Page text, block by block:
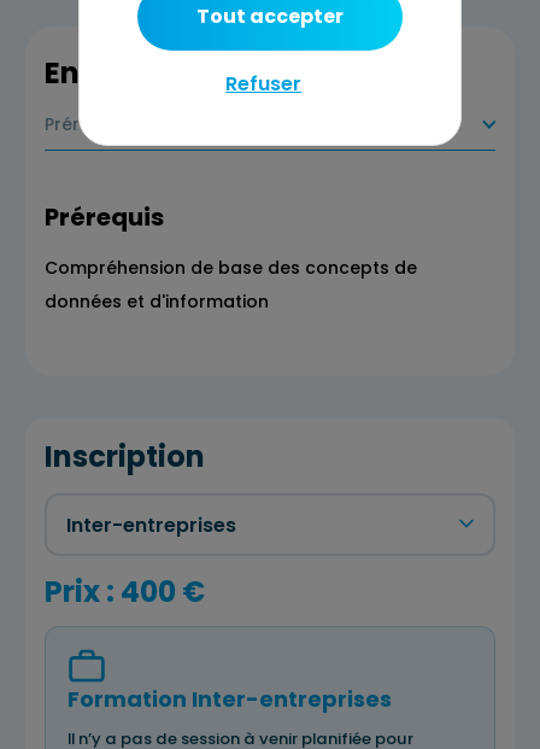
En savoir plus
Prérequis
Prérequis
Compréhension de base des concepts de
données et d'information
Inscription
Prix : 400 €
Formation Inter-entreprises
Il n’y a pas de session à venir planifiée pour
Refuser
Tout accepter